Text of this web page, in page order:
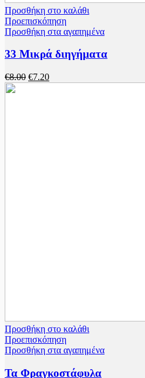
Προσθήκη στο καλάθι
Προεπισκόπηση
Προσθήκη στα αγαπημένα
33 Μικρά διηγήματα
€8.00 €7.20
Προσθήκη στο καλάθι
Προεπισκόπηση
Προσθήκη στα αγαπημένα
Τα Φραγκοστάφυλα